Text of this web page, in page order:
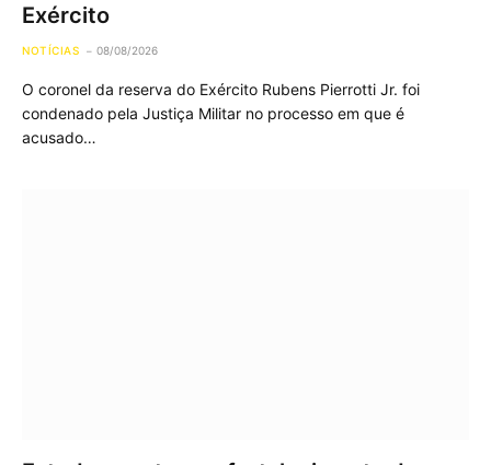
Exército
NOTÍCIAS 08/08/2026
O coronel da reserva do Exército Rubens Pierrotti Jr. foi
condenado pela Justiça Militar no processo em que é
acusado…